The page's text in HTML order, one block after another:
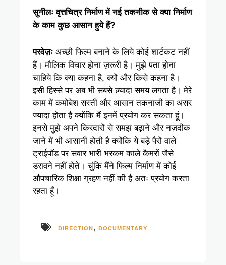
सुनीलः वृत्तचित्र निर्माण में नई तकनीक से क्या निर्माण
के काम कुछ आसान हुये हैं?
परवेज़ः अच्छी फिल्म बनाने के लिये कोई शार्टकट नहीं
हैं। मौलिक विचार होना ज़रूरी है। मुझे पता होना
चाहिये कि क्या कहना है, क्यों और किसे कहना है।
इसी हिस्से पर अब भी सबसे ज़्यादा समय लगता है। मेरे
काम में कमोबेश सस्ती और आसान तकनाजी का असर
ज्यादा होता है क्योंकि मैं इनमें प्रयोग कर सकता हूं।
इनसे मुझे अपने किरदारों से समझ बढ़ाने और नज़दीक
जाने में भी आसानी होती है क्योंकि ये बड़े पैरों वाले
ट्राईपॉड पर सवार भारी भरकम काले कैमरों जैसे
डरावने नहीं होते। चुंकि मैंने फिल्म निर्माण में कोई
औपचारिक शिक्षा ग्रहण नहीं की है अतः प्रयोग करता
रहता हूँ।
DIRECTION, DOCUMENTARY